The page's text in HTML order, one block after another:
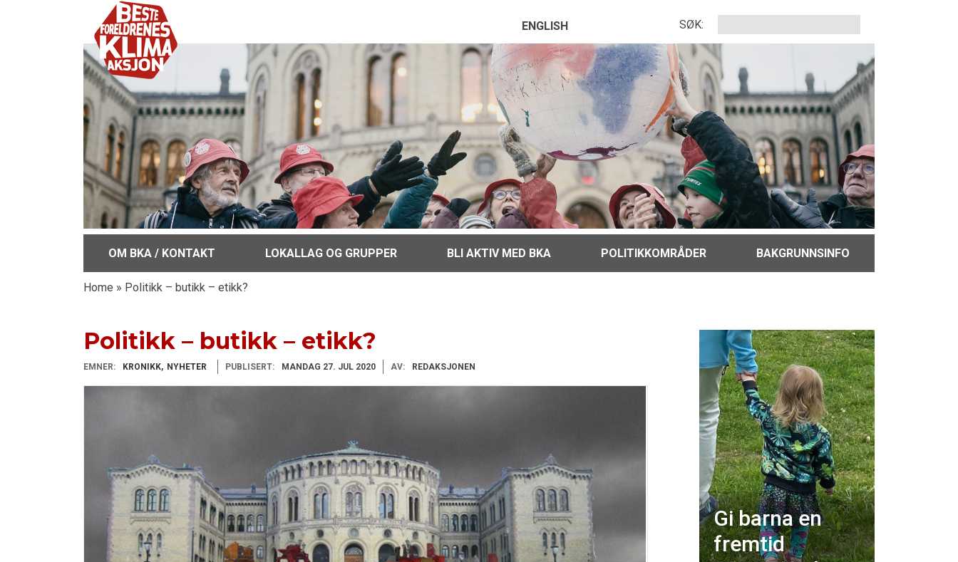
ENGLISH SØK:
OM BKA / KONTAKT LOKALLAG OG GRUPPER BLI AKTIV MED BKA POLITIKKOMRÅDER BAKGRUNNSINFO
Home » Politikk – butikk – etikk?
Politikk – butikk – etikk?
EMNER: KRONIKK NYHETER PUBLISERT: MANDAG 27. JUL 2020 AV: REDAKSJONEN
Gi barna en
fremtid